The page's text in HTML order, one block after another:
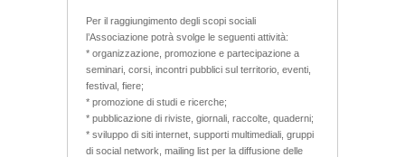
Per il raggiungimento degli scopi sociali
l’Associazione potrà svolge le seguenti attività:
* organizzazione, promozione e partecipazione a
seminari, corsi, incontri pubblici sul territorio, eventi,
festival, fiere;
* promozione di studi e ricerche;
* pubblicazione di riviste, giornali, raccolte, quaderni;
* sviluppo di siti internet, supporti multimediali, gruppi
di social network, mailing list per la diffusione delle